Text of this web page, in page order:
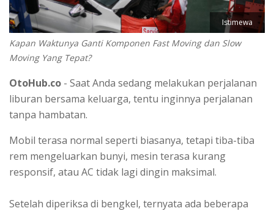
Istimewa
Kapan Waktunya Ganti Komponen Fast Moving dan Slow
Moving Yang Tepat?
OtoHub.co - Saat Anda sedang melakukan perjalanan
liburan bersama keluarga, tentu inginnya perjalanan
tanpa hambatan.
Mobil terasa normal seperti biasanya, tetapi tiba-tiba
rem mengeluarkan bunyi, mesin terasa kurang
responsif, atau AC tidak lagi dingin maksimal.
Setelah diperiksa di bengkel, ternyata ada beberapa